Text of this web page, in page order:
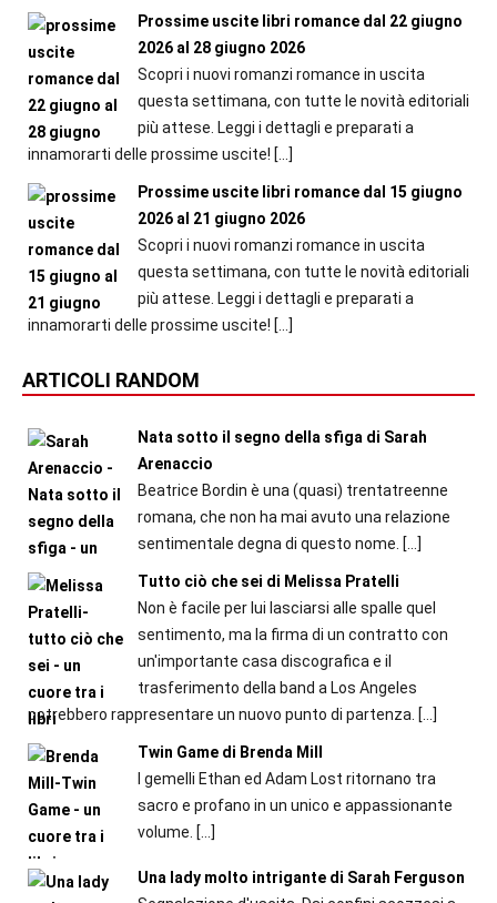
Prossime uscite libri romance dal 22 giugno
2026 al 28 giugno 2026
Scopri i nuovi romanzi romance in uscita
questa settimana, con tutte le novità editoriali
più attese. Leggi i dettagli e preparati a
innamorarti delle prossime uscite! […]
Prossime uscite libri romance dal 15 giugno
2026 al 21 giugno 2026
Scopri i nuovi romanzi romance in uscita
questa settimana, con tutte le novità editoriali
più attese. Leggi i dettagli e preparati a
innamorarti delle prossime uscite! […]
ARTICOLI RANDOM
Nata sotto il segno della sfiga di Sarah
Arenaccio
Beatrice Bordin è una (quasi) trentatreenne
romana, che non ha mai avuto una relazione
sentimentale degna di questo nome. […]
Tutto ciò che sei di Melissa Pratelli
Non è facile per lui lasciarsi alle spalle quel
sentimento, ma la firma di un contratto con
un'importante casa discografica e il
trasferimento della band a Los Angeles
potrebbero rappresentare un nuovo punto di partenza. […]
Twin Game di Brenda Mill
I gemelli Ethan ed Adam Lost ritornano tra
sacro e profano in un unico e appassionante
volume. […]
Una lady molto intrigante di Sarah Ferguson